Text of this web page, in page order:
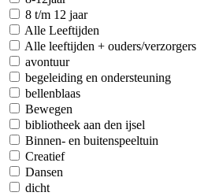
8 t/m 12 jaar
Alle Leeftijden
Alle leeftijden + ouders/verzorgers
avontuur
begeleiding en ondersteuning
bellenblaas
Bewegen
bibliotheek aan den ijsel
Binnen- en buitenspeeltuin
Creatief
Dansen
dicht